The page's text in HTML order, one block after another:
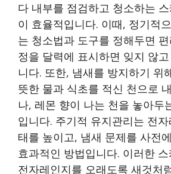
다 내부를 점검하고 청소하는
이 효율적입니다. 이때, 정기적
는 청소법과 도구를 정해두면
정을 달력에 표시하면 잊지 않
니다. 또한, 냄새를 방지하기 위
뜻한 물과 식초를 적신 천으로
나, 레몬 향이 나는 천을 놓아두
입니다. 주기적 유지관리는 전
태를 높이고, 냄새 문제를 사전
효과적인 방법입니다. 이러한
전자레인지를 오래도록 새것처